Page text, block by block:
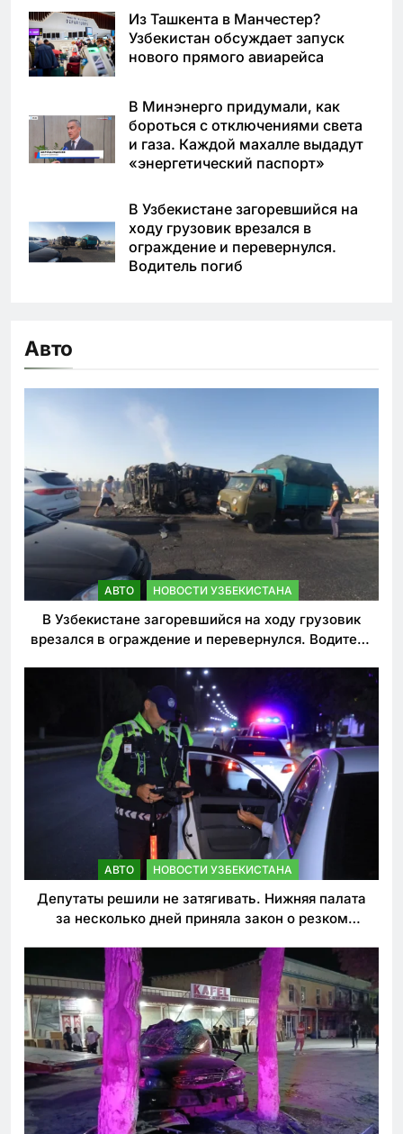
Из Ташкента в Манчестер?
Узбекистан обсуждает запуск
нового прямого авиарейса
В Минэнерго придумали, как
бороться с отключениями света
и газа. Каждой махалле выдадут
«энергетический паспорт»
В Узбекистане загоревшийся на
ходу грузовик врезался в
ограждение и перевернулся.
Водитель погиб
Авто
АВТО НОВОСТИ УЗБЕКИСТАНА
В Узбекистане загоревшийся на ходу грузовик
врезался в ограждение и перевернулся. Водитель
АВТО НОВОСТИ УЗБЕКИСТАНА
Депутаты решили не затягивать. Нижняя палата
за несколько дней приняла закон о резком